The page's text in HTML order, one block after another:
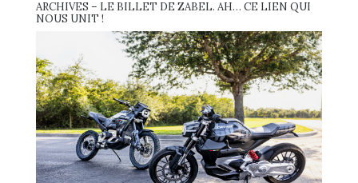
ARCHIVES – LE BILLET DE ZABEL. AH… CE LIEN QUI
NOUS UNIT !